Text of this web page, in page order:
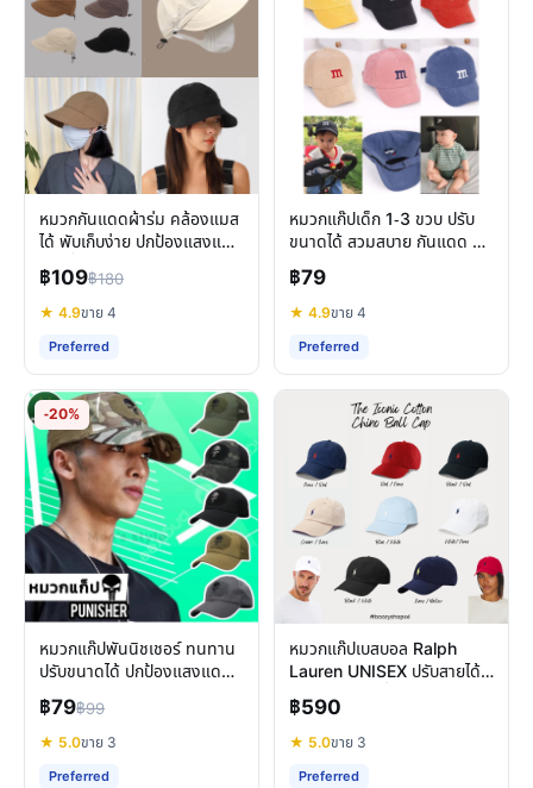
หมวกกันแดดผ้าร่ม คล้องแมส
ได้ พับเก็บง่าย ปกป้องแสงแดด
เต็มที่
฿109฿180
★ 4.9ขาย 4
Preferred
หมวกแก๊ปเด็ก 1-3 ขวบ ปรับ
ขนาดได้ สวมสบาย กันแดด คุ้ม
ค่า
฿79
★ 4.9ขาย 4
Preferred
-20%
หมวกแก๊ปพันนิชเชอร์ ทนทาน
ปรับขนาดได้ ปกป้องแสงแดด
พร้อมลุยกิจกรรม
฿79฿99
★ 5.0ขาย 3
Preferred
หมวกแก๊ปเบสบอล Ralph
Lauren UNISEX ปรับสายได้
สไตล์คลาสสิกที่ลงตัว
฿590
★ 5.0ขาย 3
Preferred